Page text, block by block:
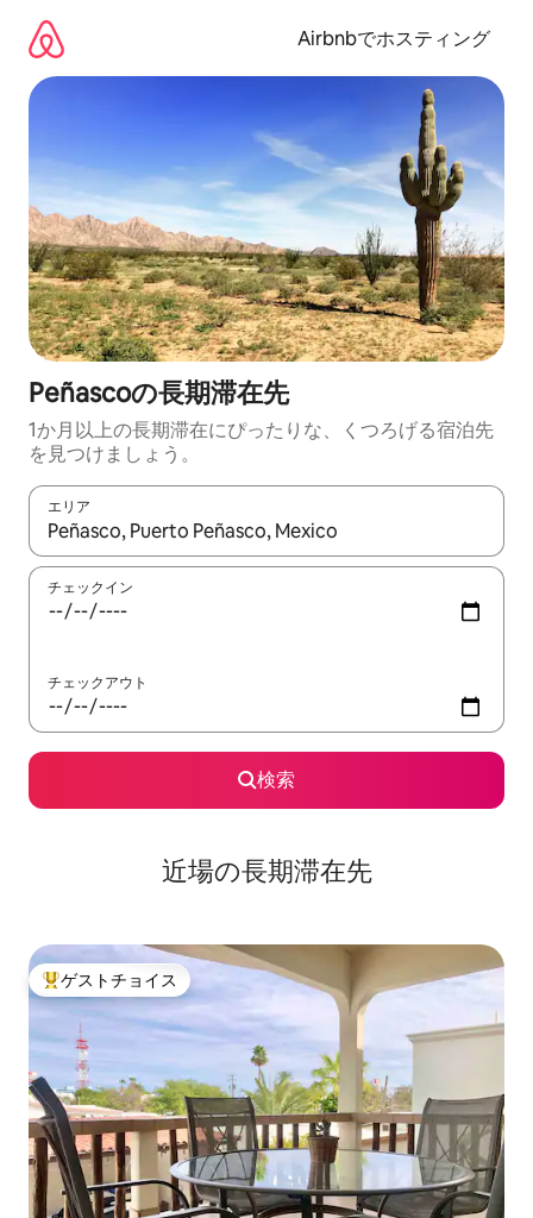
Airbnbでホスティング
Peñascoの長期滞在先
1か月以上の長期滞在にぴったりな、くつろげる宿泊先
を見つけましょう。
エリア
検索結果が表示されたら、上下の矢印キーを使って移動するか
チェックイン
チェックアウト
検索
近場の長期滞在先
大好評のゲストチョイスです。
ゲストチョイス